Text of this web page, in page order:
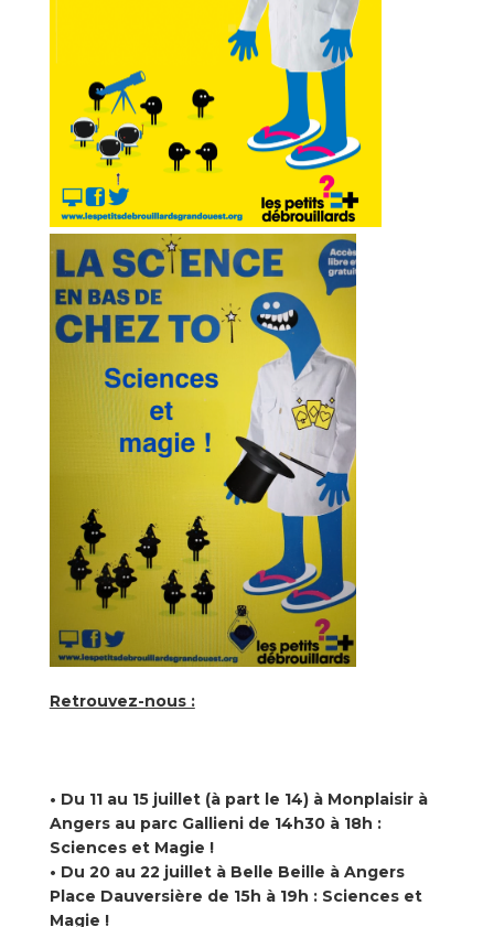
Retrouvez-nous :
• Du 11 au 15 juillet (à part le 14) à Monplaisir à
Angers au parc Gallieni de 14h30 à 18h :
Sciences et Magie !
• Du 20 au 22 juillet à Belle Beille à Angers
Place Dauversière de 15h à 19h : Sciences et
Magie !